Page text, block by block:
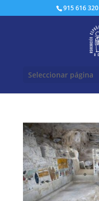
915 616 320
Seleccionar página